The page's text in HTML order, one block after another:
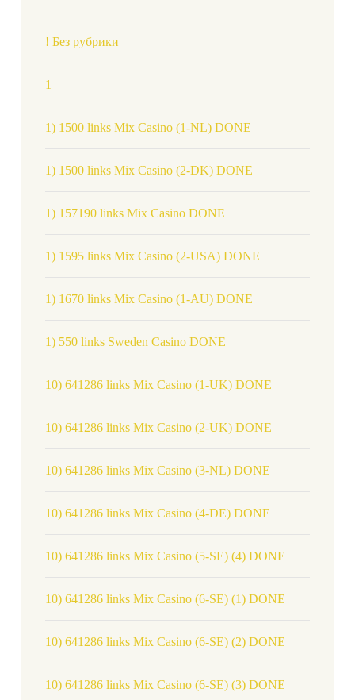
! Без рубрики
1
1) 1500 links Mix Casino (1-NL) DONE
1) 1500 links Mix Casino (2-DK) DONE
1) 157190 links Mix Casino DONE
1) 1595 links Mix Casino (2-USA) DONE
1) 1670 links Mix Casino (1-AU) DONE
1) 550 links Sweden Casino DONE
10) 641286 links Mix Casino (1-UK) DONE
10) 641286 links Mix Casino (2-UK) DONE
10) 641286 links Mix Casino (3-NL) DONE
10) 641286 links Mix Casino (4-DE) DONE
10) 641286 links Mix Casino (5-SE) (4) DONE
10) 641286 links Mix Casino (6-SE) (1) DONE
10) 641286 links Mix Casino (6-SE) (2) DONE
10) 641286 links Mix Casino (6-SE) (3) DONE